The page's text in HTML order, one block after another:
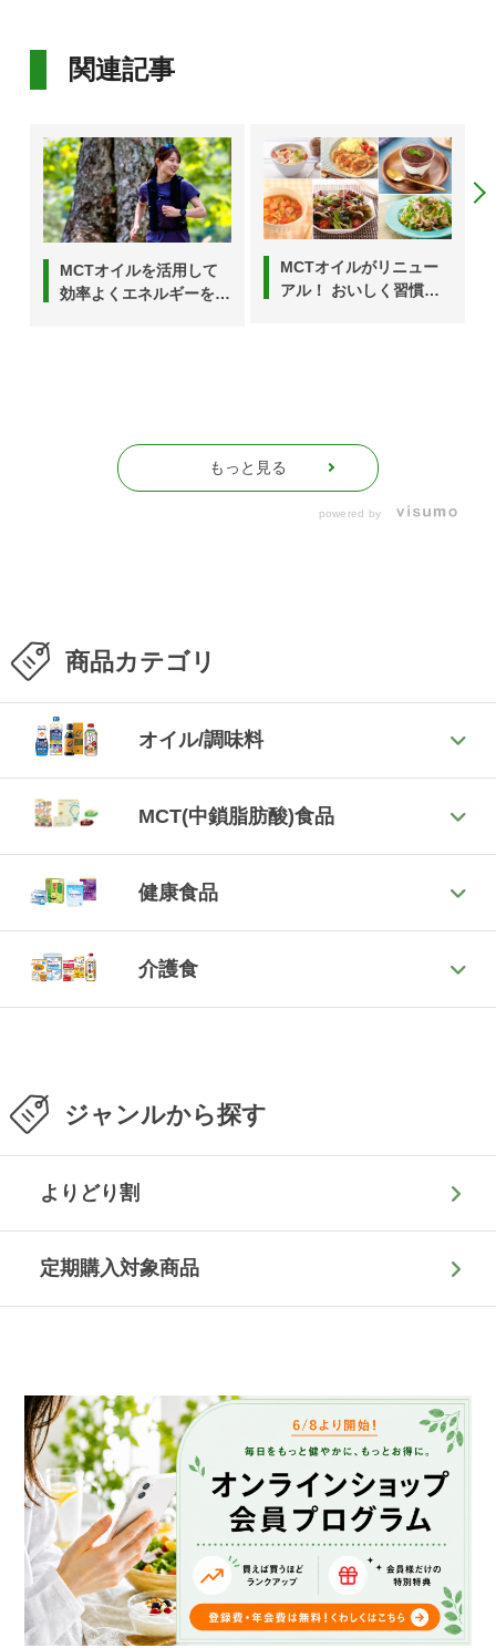
関連記事
MCTオイルを活用して
効率よくエネルギーを補
MCTオイルがリニュー
アル！ おいしく習慣化
もっと見る
powered by
商品カテゴリ
オイル/調味料
MCT(中鎖脂肪酸)食品
健康食品
介護食
ジャンルから探す
よりどり割
定期購入対象商品